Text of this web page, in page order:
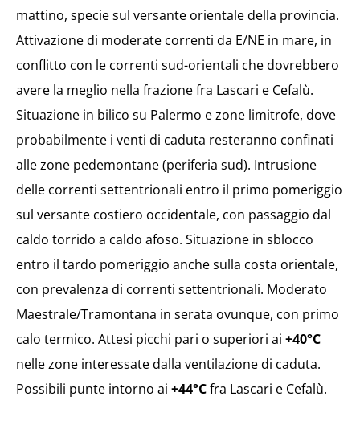
mattino, specie sul versante orientale della provincia.
Attivazione di moderate correnti da E/NE in mare, in
conflitto con le correnti sud-orientali che dovrebbero
avere la meglio nella frazione fra Lascari e Cefalù.
Situazione in bilico su Palermo e zone limitrofe, dove
probabilmente i venti di caduta resteranno confinati
alle zone pedemontane (periferia sud). Intrusione
delle correnti settentrionali entro il primo pomeriggio
sul versante costiero occidentale, con passaggio dal
caldo torrido a caldo afoso. Situazione in sblocco
entro il tardo pomeriggio anche sulla costa orientale,
con prevalenza di correnti settentrionali. Moderato
Maestrale/Tramontana in serata ovunque, con primo
calo termico. Attesi picchi pari o superiori ai +40°C
nelle zone interessate dalla ventilazione di caduta.
Possibili punte intorno ai +44°Cfra Lascari e Cefalù.